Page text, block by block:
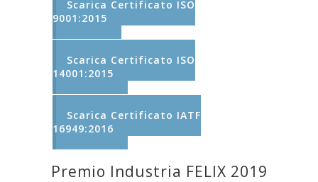
Scarica Certificato ISO
9001:2015
Scarica Certificato ISO
14001:2015
Scarica Certificato IATF
16949:2016
Premio Industria FELIX 2019